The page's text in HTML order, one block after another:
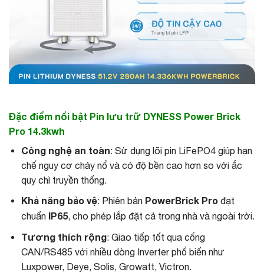
Đặc điểm nổi bật Pin lưu trữ DYNESS Power Brick
Pro 14.3kwh
Công nghệ an toàn: Sử dụng lõi pin LiFePO4 giúp hạn
chế nguy cơ cháy nổ và có độ bền cao hơn so với ắc
quy chì truyền thống.
Khả năng bảo vệ: Phiên bản PowerBrick Prođạt
chuẩn IP65, cho phép lắp đặt cả trong nhà và ngoài trời.
Tương thích rộng: Giao tiếp tốt qua cổng
CAN/RS485 với nhiều dòng Inverter phổ biến như
Luxpower, Deye, Solis, Growatt, Victron.